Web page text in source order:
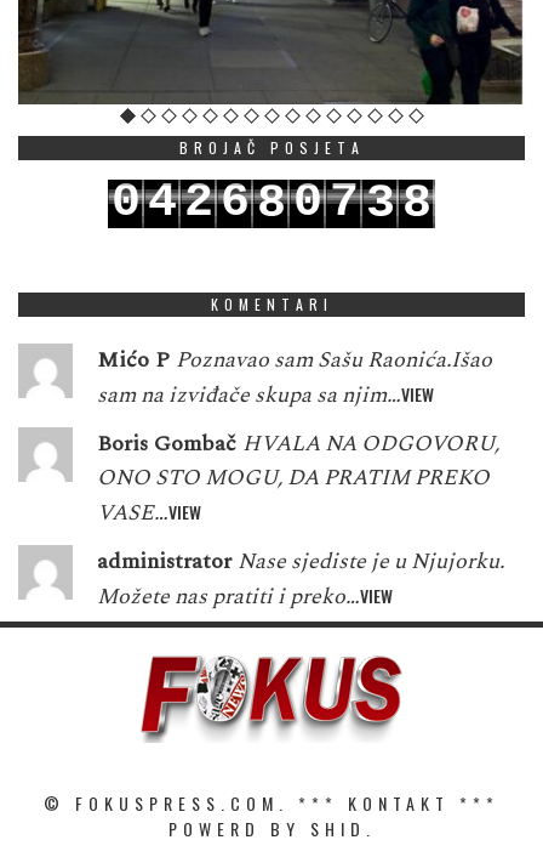
BROJAČ POSJETA
042680738
KOMENTARI
Mićo P Poznavao sam Sašu Raonića.Išao
sam na izviđače skupa sa njim…VIEW
Boris Gombač HVALA NA ODGOVORU,
ONO STO MOGU, DA PRATIM PREKO
VASE…VIEW
administrator Nase sjediste je u Njujorku.
Možete nas pratiti i preko…VIEW
© FOKUSPRESS.COM. *** KONTAKT
***
POWERD BY SHID.